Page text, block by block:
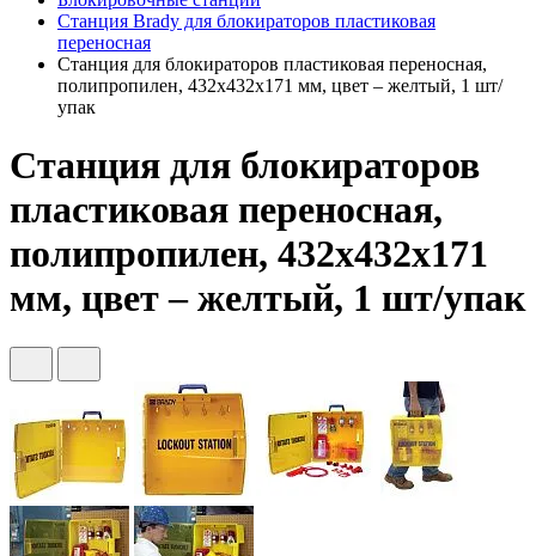
Станция Brady для блокираторов пластиковая
переносная
Станция для блокираторов пластиковая переносная,
полипропилен, 432х432х171 мм, цвет – желтый, 1 шт/
упак
Станция для блокираторов
пластиковая переносная,
полипропилен, 432х432х171
мм, цвет – желтый, 1 шт/упак